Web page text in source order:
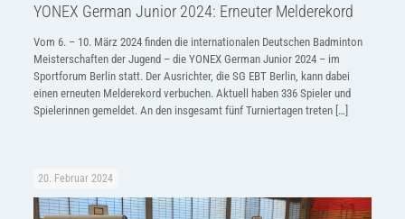
YONEX German Junior 2024: Erneuter Melderekord
Vom 6. – 10. März 2024 finden die internationalen Deutschen Badminton
Meisterschaften der Jugend – die YONEX German Junior 2024 – im
Sportforum Berlin statt. Der Ausrichter, die SG EBT Berlin, kann dabei
einen erneuten Melderekord verbuchen. Aktuell haben 336 Spieler und
Spielerinnen gemeldet. An den insgesamt fünf Turniertagen treten[…]
20. Februar 2024